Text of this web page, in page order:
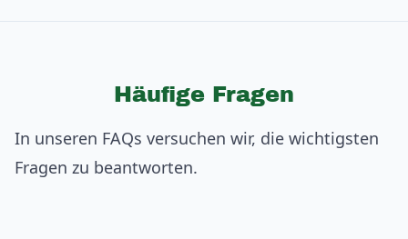
Häufige Fragen
In unseren FAQs versuchen wir, die wichtigsten
Fragen zu beantworten.